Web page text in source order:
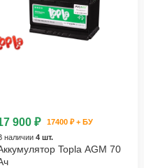
900 ₽
17400 ₽ + БУ
наличии 4 шт.
Topla AGM 70